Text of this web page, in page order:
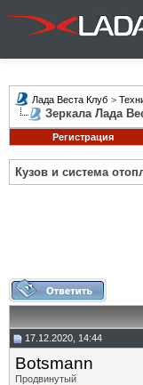
Лада Веста Клуб >
Зеркала Лада
Регистрация
Кузов и система
17.12.2020, 14:44
Botsmann
Продвинутый